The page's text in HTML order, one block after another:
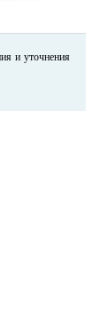
и уточнения